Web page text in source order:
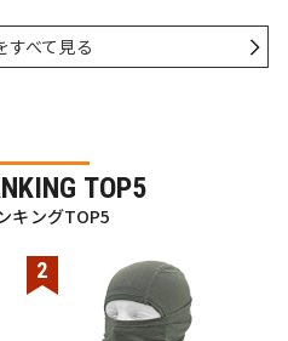
すべて見る
TOP5
キングTOP5